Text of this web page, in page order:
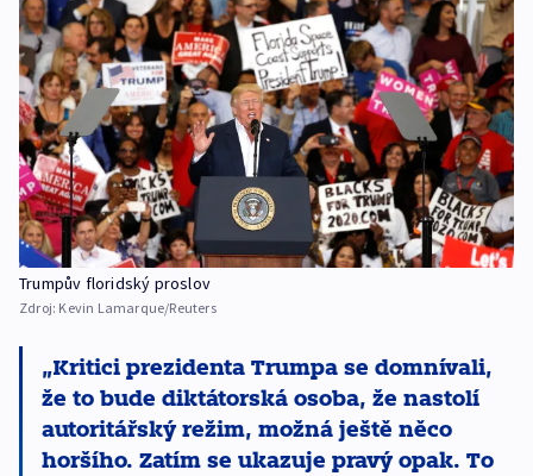
Trumpův floridský proslov
Zdroj: Kevin Lamarque/Reuters
Kritici prezidenta Trumpa se domnívali,
že to bude diktátorská osoba, že nastolí
autoritářský režim, možná ještě něco
horšího. Zatím se ukazuje pravý opak. To